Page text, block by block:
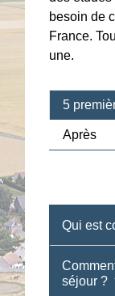
besoin de
France.
une.
5
Après
Qui est
séjour ?